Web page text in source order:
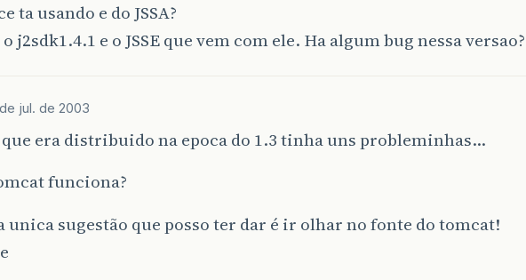
ta usando e do JSSA?
o j2sdk1.4.1 e o JSSE que vem com ele. Ha algum bug nessa versao?
jul. de 2003
que era distribuido na epoca do 1.3 tinha uns probleminhas…
funciona?
unica sugestão que posso ter dar é ir olhar no fonte do tomcat!